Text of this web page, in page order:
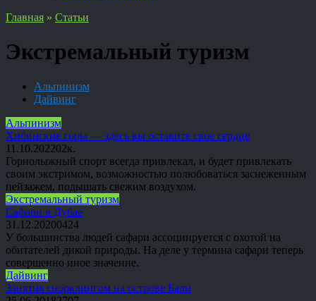
Главная » Статьи
Экстремальный туризм
Альпинизм
Дайвинг
Альпинизм
Хибинские горы — здесь вы оставите свое сердце
11.10.202202к.
Горнолыжный спорт всегда привлекал, и будет привлекать
своим экстримом, возможностью полюбоваться заснеженным
пейзажем, подышать свежим воздухом.
Экстремальный туризм
Сафари в Дубае
31.12.20200424
У большинства людей сафари ассоциируется с охотой на
обитателей дикой природы. На деле у термина сафари теперь
совершенно иное значение.
Дайвинг
Занятия снорклингом на острове Бали